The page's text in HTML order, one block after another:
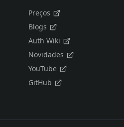
Preços
Blogs
Auth Wiki
Novidades
YouTube
GitHub